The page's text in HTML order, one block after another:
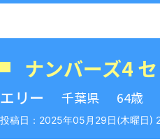
ナンバーズ4
エリー 千葉県 64歳
2025年05月29日(木曜日)